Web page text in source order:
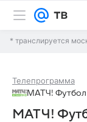
* транслируется
Телепрограмма
МАТЧ! Футбол
МАТЧ!